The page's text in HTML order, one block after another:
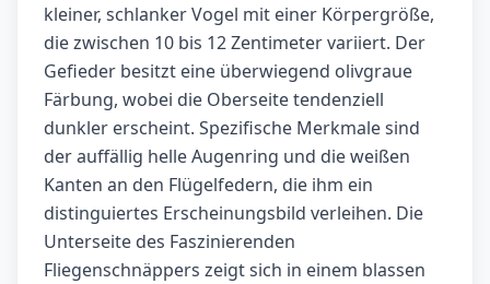
kleiner, schlanker Vogel mit einer Körpergröße,
die zwischen 10 bis 12 Zentimeter variiert. Der
Gefieder besitzt eine überwiegend olivgraue
Färbung, wobei die Oberseite tendenziell
dunkler erscheint. Spezifische Merkmale sind
der auffällig helle Augenring und die weißen
Kanten an den Flügelfedern, die ihm ein
distinguiertes Erscheinungsbild verleihen. Die
Unterseite des Faszinierenden
Fliegenschnäppers zeigt sich in einem blassen